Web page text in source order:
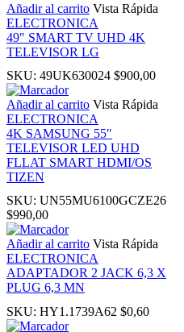
Panel
Panel
panel
panel
panel
Añadir al carrito Vista Rápida
ELECTRONICA
49″ SMART TV UHD 4K
TELEVISOR LG
SKU: 49UK630024 $900,00
Añadir al carrito Vista Rápida
ELECTRONICA
4K SAMSUNG 55″
TELEVISOR LED UHD
FLLAT SMART HDMI/OS
TIZEN
SKU: UN55MU6100GCZE26
$990,00
Añadir al carrito Vista Rápida
ELECTRONICA
ADAPTADOR 2 JACK 6,3 X
PLUG 6,3 MN
SKU: HY1.1739A62 $0,60